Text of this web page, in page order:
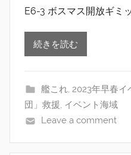
E6-3 ボスマス開放ギミ
続きを読む
艦これ, 2023年早春イ
団」救援, イベント海域
Leave a comment